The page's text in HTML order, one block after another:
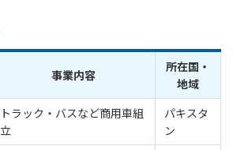
事業内容
所在国・
地域
トラック・バスなど商用車組
立
パキスタ
ン